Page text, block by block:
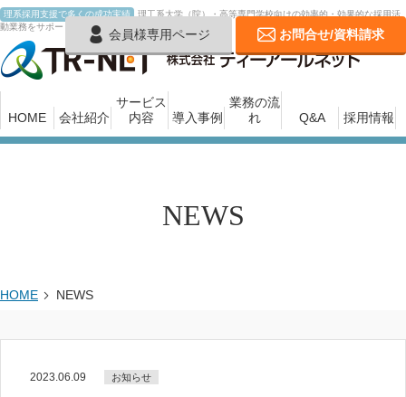
理系採用支援で多くの成功実績
理工系大学（院）・高等専門学校向けの効率的・効果的な採用活
動業務をサポートいたします
会員様専用ページ お問合せ/資料請求
HOME 会社紹介
サービス
内容
導入事例
業務の流
れ
Q&A 採用情報
NEWS
HOME NEWS
2023.06.09 お知らせ